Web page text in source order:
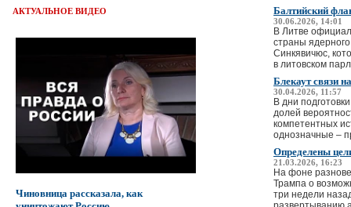
АКТУАЛЬНОЕ ВИДЕО
Чиновница рассказала, как
Балтийский
30.06.2026, 14:01
В Литве
страны
Синкявичюс,
в литовском
Блекаут связи
30.04.2026, 11:57
В дни
долей
компетентных
однозначные –
Определены
21.03.2026, 16:23
На фоне
Трампа о
три недели